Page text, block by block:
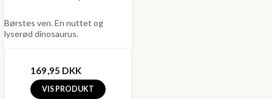
Børstes ven. En nuttet og
lyserød dinosaurus.
169,95 DKK
VIS PRODUKT